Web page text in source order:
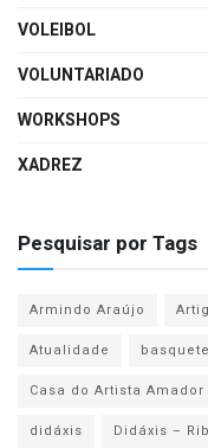
VOLEIBOL
VOLUNTARIADO
WORKSHOPS
XADREZ
Pesquisar por Tags
Armindo Araújo
Atualidade
Casa do Artista Amador
didáxis
Didáxis –